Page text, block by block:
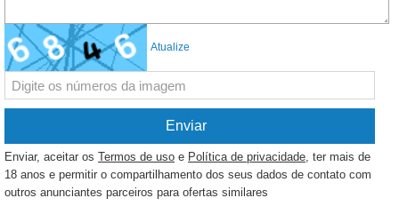
Atualize
Enviar, aceitar os Termos de uso e Política de privacidade, ter mais de
18 anos e permitir o compartilhamento dos seus dados de contato com
outros anunciantes parceiros para ofertas similares